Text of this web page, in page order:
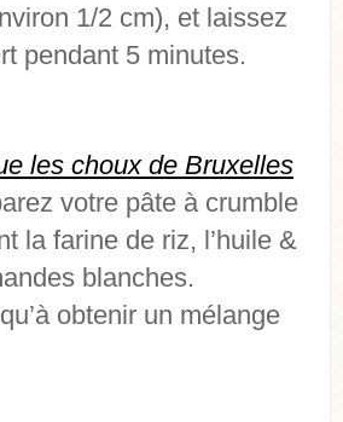
1/2 cm), et laissez
pendant 5 minutes.
les choux de Bruxelles
votre pâte à crumble
la farine de riz, l’huile &
blanches.
obtenir un mélange